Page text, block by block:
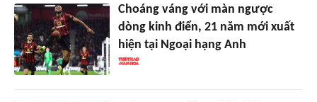
Choáng váng với màn ngược
dòng kinh điển, 21 năm mới xuất
hiện tại Ngoại hạng Anh